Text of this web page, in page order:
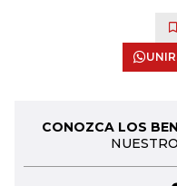
CONOZCA LOS